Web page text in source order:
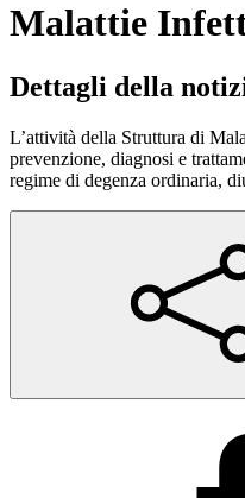
Malattie
Dettagli della
L’attività della Struttura di
prevenzione, diagnosi e
regime di degenza ordinaria,